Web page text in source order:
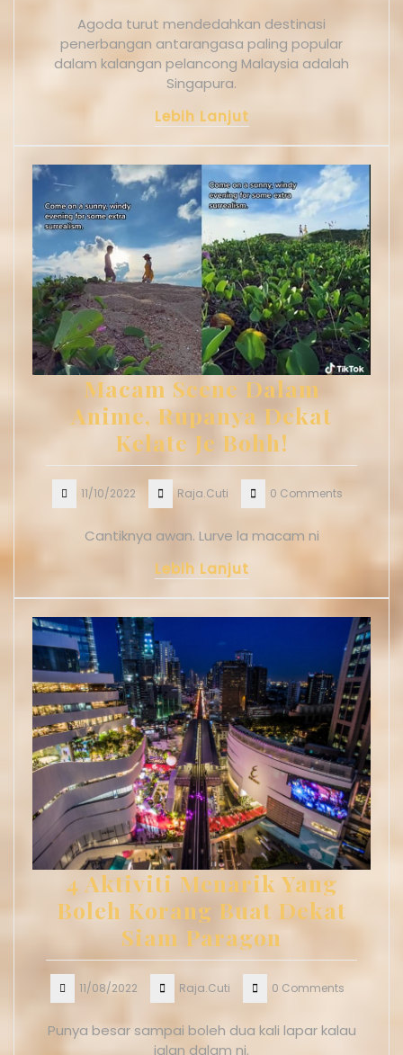
Agoda turut mendedahkan destinasi
penerbangan antarangasa paling popular
dalam kalangan pelancong Malaysia adalah
Singapura.
Lebih Lanjut
Macam Scene Dalam
Anime, Rupanya Dekat
Kelate Je Bohh!
11/10/2022 Raja.Cuti 0 Comments
Cantiknya awan. Lurve la macam ni
Lebih Lanjut
4 Aktiviti Menarik Yang
Boleh Korang Buat Dekat
Siam Paragon
11/08/2022 Raja.Cuti 0 Comments
Punya besar sampai boleh dua kali lapar kalau
jalan dalam ni.